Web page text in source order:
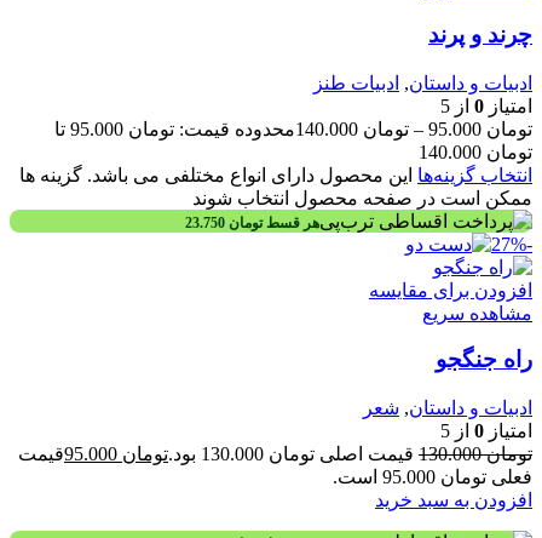
چرند و پرند
ادبیات و داستان, ادبیات طنز
امتیاز 0 از 5
تومان
– تومان
محدوده قیمت: تومان 95.000 تا
تومان 140.000
انتخاب گزینه‌ها این محصول دارای انواع مختلفی می باشد. گزینه ها
ممکن است در صفحه محصول انتخاب شوند
هر قسطتومان
-27%
افزودن برای مقایسه
مشاهده سریع
راه جنگجو
ادبیات و داستان, شعر
امتیاز 0 از 5
تومان130.000 قیمت اصلی تومان 130.000 بود. تومان
قیمت
فعلی تومان 95.000 است.
افزودن به سبد خرید